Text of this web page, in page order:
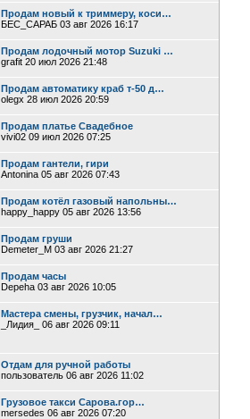
Продам новый к триммеру, коси…
БЕС_САРАБ 03 авг 2026 16:17
Продам лодочный мотор Suzuki …
grafit 20 июл 2026 21:48
Продам автоматику краб т-50 д…
olegx 28 июл 2026 20:59
Продам платье Свадебное
vivi02 09 июл 2026 07:25
Продам гантели, гири
Antonina 05 авг 2026 07:43
Продам котёл газовый напольны…
happy_happy 05 авг 2026 13:56
Продам груши
Demeter_M 03 авг 2026 21:27
Продам часы
Depeha 03 авг 2026 10:05
Мастера смены, грузчик, начал…
_Лидия_
06 авг 2026 09:11
Отдам для ручной работы
пользователь 06 авг 2026 11:02
Грузовое такси Сарова.гор…
mersedes 06 авг 2026 07:20